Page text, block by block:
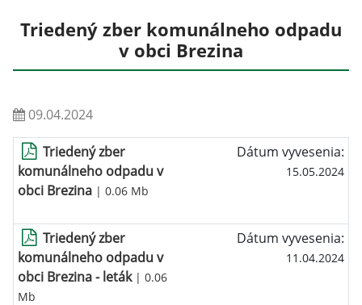
Triedený zber komunálneho odpadu
v obci Brezina
09.04.2024
Triedený zber
komunálneho odpadu v
obci Brezina | 0.06 Mb
Dátum vyvesenia:
15.05.2024
Triedený zber
komunálneho odpadu v
obci Brezina - leták| 0.06
Mb
Dátum vyvesenia:
11.04.2024